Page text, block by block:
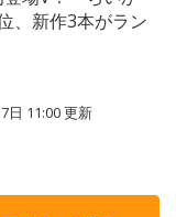
、新作3本がラン
日 11:00更新